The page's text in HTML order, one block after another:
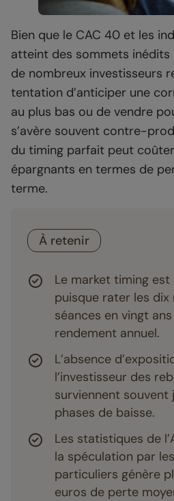
Bien que le CAC 40 et les
atteint des sommets
de nombreux investisseurs
tentation d’anticiper une
au plus bas ou de vendre
s’avère souvent contre-
du timing parfait peut
épargnants en termes de
terme.
À retenir
Le market timing est
puisque rater les dix
séances en vingt
rendement annuel.
L’absence
l’investisseur des
surviennent souvent
phases de baisse.
Les statistiques de
la spéculation par
particuliers génère
euros de perte